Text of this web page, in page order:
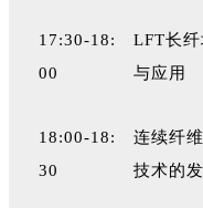
17:30-18:
00
LFT长
与应用
18:00-18:
30
连续纤
技术的